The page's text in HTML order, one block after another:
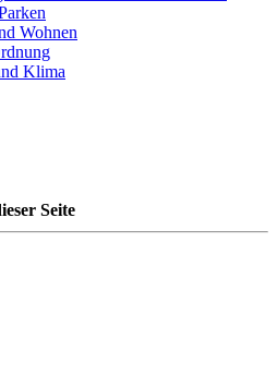
Wohnen
Klima
Seite